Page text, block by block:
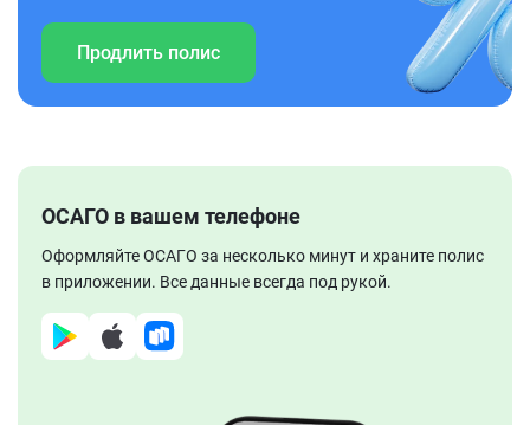
Продлить полис
ОСАГО в вашем телефоне
Оформляйте ОСАГО за несколько минут и храните полис
в приложении. Все данные всегда под рукой.